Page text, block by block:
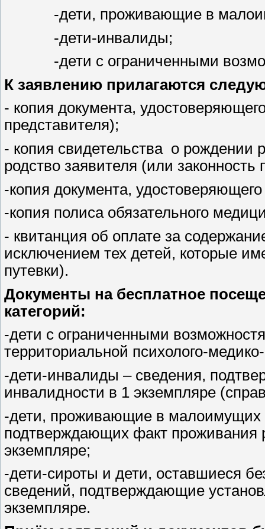
-дети, проживающие в
-дети-инвалиды;
-дети с ограниченными
К заявлению прилагаются
- копия документа,
представителя);
- копия свидетельства о рождении
родство заявителя (или
-копия документа,
-копия полиса обязательного
- квитанция об оплате за
исключением тех детей, которые
путевки).
Документы на бесплатное
категорий:
-дети с ограниченными
территориальной психолого-
-дети-инвалиды – сведения,
инвалидности в 1 экземпляре
-дети, проживающие в малоимущих
подтверждающих факт
экземпляре;
-дети-сироты и дети, оставшиеся
сведений, подтверждающие
экземпляре.